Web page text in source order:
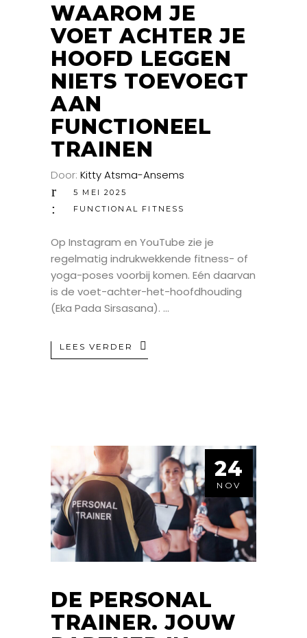
WAAROM JE
VOET ACHTER JE
HOOFD LEGGEN
NIETS TOEVOEGT
AAN
FUNCTIONEEL
TRAINEN
Door: Kitty Atsma-Ansems
5 MEI 2025
FUNCTIONAL FITNESS
Op Instagram en YouTube zie je
regelmatig indrukwekkende fitness- of
yoga-poses voorbij komen. Eén daarvan
is de voet-achter-het-hoofdhouding
(Eka Pada Sirsasana).
LEES VERDER
24
NOV
DE PERSONAL
TRAINER. JOUW